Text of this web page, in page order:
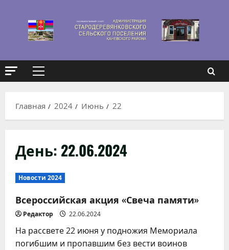
содержимому
Основное
Главная
2024 Июнь 22
День: 22.06.2024
Новости 2024
Всероссийская акция «Свеча памяти»
Редактор 22.06.2024
На рассвете 22 июня у подножия Мемориала
погибшим и пропавшим без вести воинов